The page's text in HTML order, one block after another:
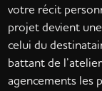
votre récit
projet devient
celui du
battant de
agencements les